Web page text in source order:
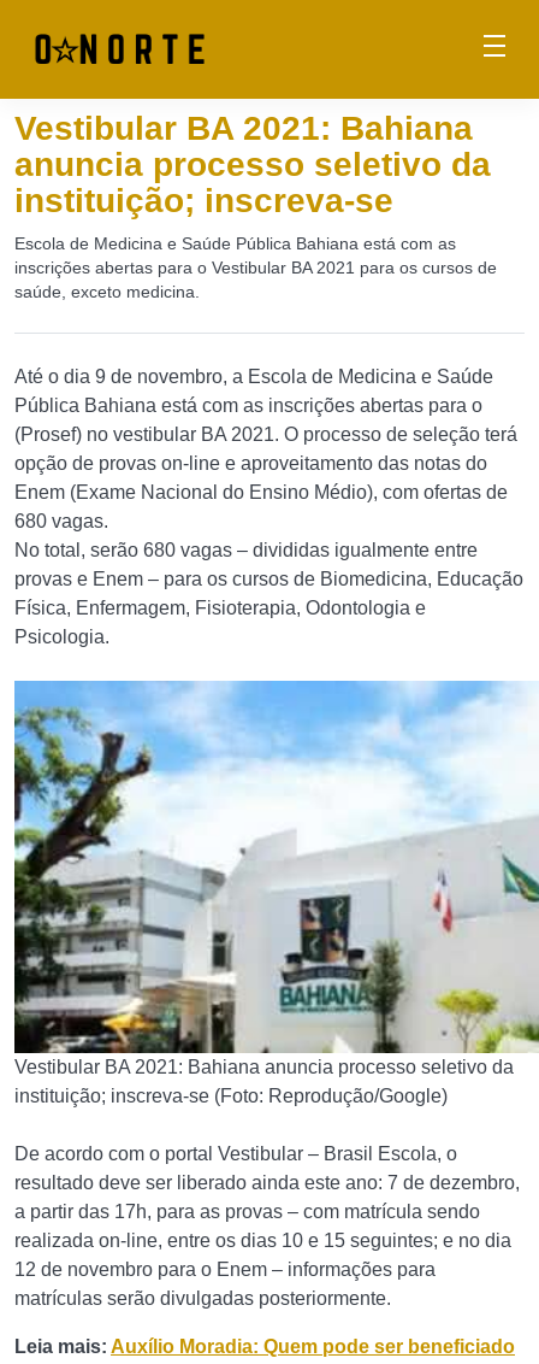
Vestibular BA 2021: Bahiana
anuncia processo seletivo da
instituição; inscreva-se
Escola de Medicina e Saúde Pública Bahiana está com as
inscrições abertas para o Vestibular BA 2021 para os cursos de
saúde, exceto medicina.
Até o dia 9 de novembro, a Escola de Medicina e Saúde
Pública Bahiana está com as inscrições abertas para o
(Prosef) no vestibular BA 2021. O processo de seleção terá
opção de provas on-line e aproveitamento das notas do
Enem (Exame Nacional do Ensino Médio), com ofertas de
680 vagas.
No total, serão 680 vagas – divididas igualmente entre
provas e Enem – para os cursos de Biomedicina, Educação
Física, Enfermagem, Fisioterapia, Odontologia e
Psicologia.
Vestibular BA 2021: Bahiana anuncia processo seletivo da
instituição; inscreva-se (Foto: Reprodução/Google)
De acordo com o portal Vestibular – Brasil Escola, o
resultado deve ser liberado ainda este ano: 7 de dezembro,
a partir das 17h, para as provas – com matrícula sendo
realizada on-line, entre os dias 10 e 15 seguintes; e no dia
12 de novembro para o Enem – informações para
matrículas serão divulgadas posteriormente.
Leia mais: Auxílio Moradia: Quem pode ser beneficiado